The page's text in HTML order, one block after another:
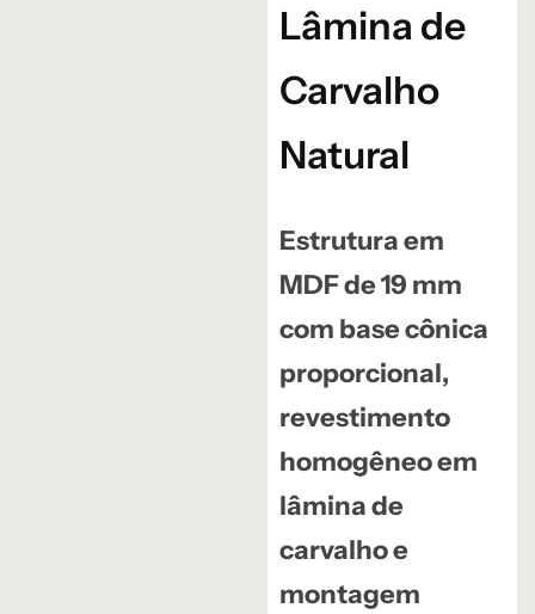
Lâmina de
Carvalho
Natural
Estrutura em
MDF de 19 mm
com base cônica
proporcional,
revestimento
homogêneo em
lâmina de
carvalho e
montagem